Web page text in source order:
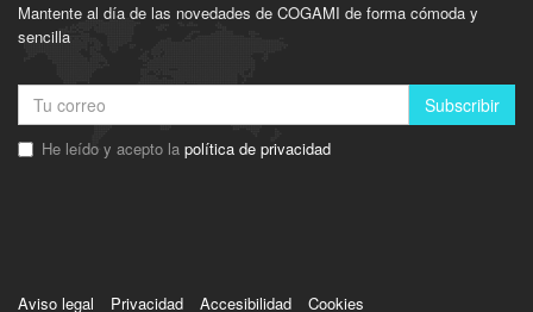
Mantente al día de las novedades de COGAMI de forma cómoda y
sencilla
Subscribir
He leído y acepto la política de privacidad
Aviso legal Privacidad Accesibilidad Cookies